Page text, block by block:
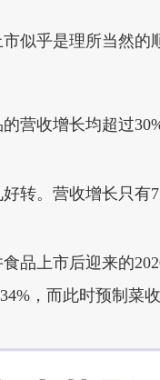
似乎是理所当然
营收增长均超过
转。营收增长只
品上市后迎来的
，而此时预制菜